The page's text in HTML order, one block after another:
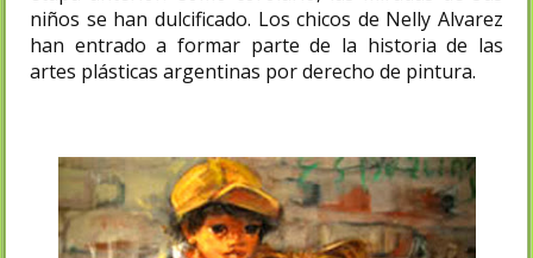
niños se han dulcificado. Los chicos de Nelly Alvarez
han entrado a formar parte de la historia de las
artes plásticas argentinas por derecho de pintura.